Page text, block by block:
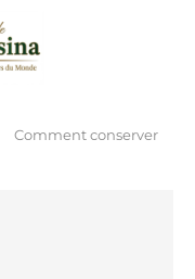
Comment conserver